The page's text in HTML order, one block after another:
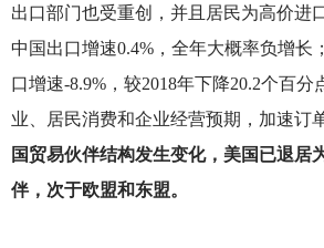
出口部门也受重创，并且居民为高价进
中国出口增速0.4%，全年大概率负增长
口增速-8.9%，较2018年下降20.2个百
业、居民消费和企业经营预期，加速订
国贸易伙伴结构发生变化，美国已退居
伴，次于欧盟和东盟。